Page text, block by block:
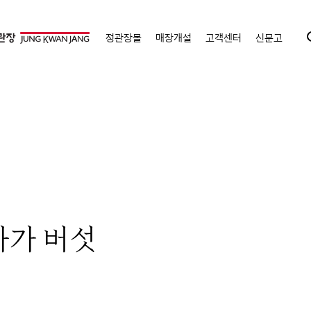
정관장몰 매장개설 고객센터 신문고
버섯